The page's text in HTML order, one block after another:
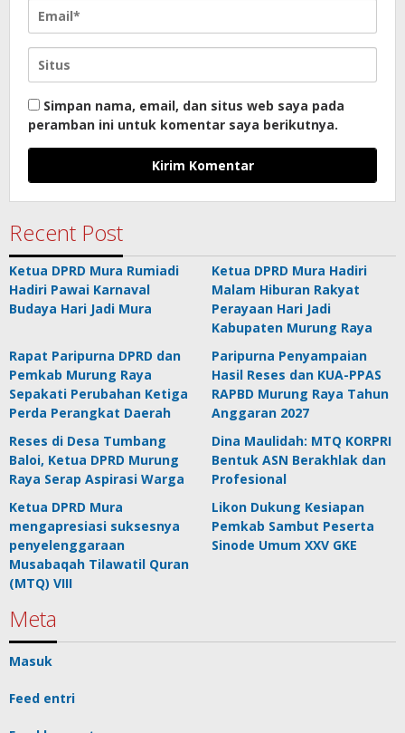
Simpan nama, email, dan situs web saya pada
peramban ini untuk komentar saya berikutnya.
Recent Post
Ketua DPRD Mura Rumiadi
Hadiri Pawai Karnaval
Budaya Hari Jadi Mura
Ketua DPRD Mura Hadiri
Malam Hiburan Rakyat
Perayaan Hari Jadi
Kabupaten Murung Raya
Rapat Paripurna DPRD dan
Pemkab Murung Raya
Sepakati Perubahan Ketiga
Perda Perangkat Daerah
Paripurna Penyampaian
Hasil Reses dan KUA-PPAS
RAPBD Murung Raya Tahun
Anggaran 2027
Reses di Desa Tumbang
Baloi, Ketua DPRD Murung
Raya Serap Aspirasi Warga
Dina Maulidah: MTQ KORPRI
Bentuk ASN Berakhlak dan
Profesional
Ketua DPRD Mura
mengapresiasi suksesnya
penyelenggaraan
Musabaqah Tilawatil Quran
(MTQ) VIII
Likon Dukung Kesiapan
Pemkab Sambut Peserta
Sinode Umum XXV GKE
Meta
Masuk
Feed entri